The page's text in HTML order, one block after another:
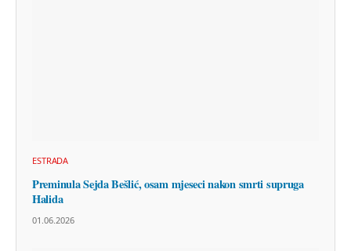
ESTRADA
Preminula Sejda Bešlić, osam mjeseci nakon smrti supruga
Halida
01.06.2026